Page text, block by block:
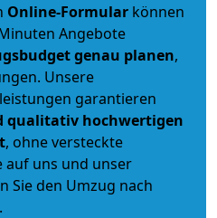
Online-Formular können
Angebote
genau planen,
Unsere
garantieren
qualitativ hochwertigen
, ohne versteckte
auf uns und unser
Sie den Umzug nach